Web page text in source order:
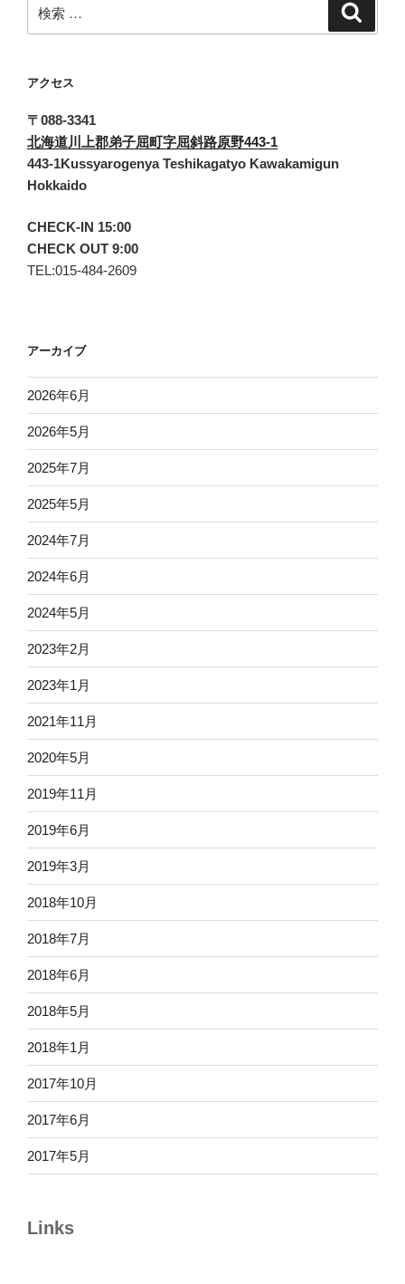
索:
アクセス
〒088-3341
北海道川上郡弟子屈町字屈斜路原野443-1
443-1Kussyarogenya Teshikagatyo Kawakamigun
Hokkaido
CHECK-IN 15:00
CHECK OUT 9:00
TEL:015-484-2609
アーカイブ
2026年6月
2026年5月
2025年7月
2025年5月
2024年7月
2024年6月
2024年5月
2023年2月
2023年1月
2021年11月
2020年5月
2019年11月
2019年6月
2019年3月
2018年10月
2018年7月
2018年6月
2018年5月
2018年1月
2017年10月
2017年6月
2017年5月
Links